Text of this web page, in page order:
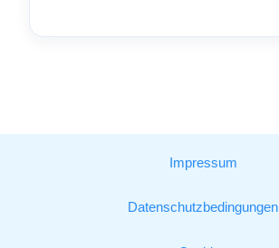
Impressum
Datenschutzbedingungen